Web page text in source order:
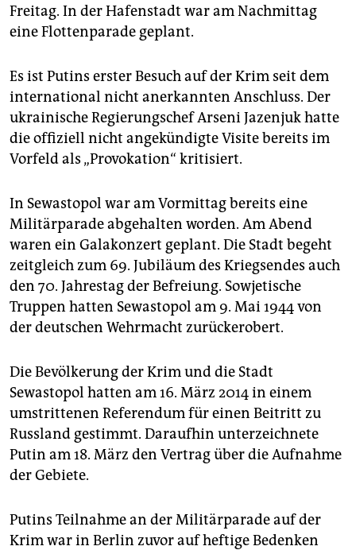
Freitag. In der Hafenstadt war am Nachmittag
eine Flottenparade geplant.
Es ist Putins erster Besuch auf der Krim seit dem
international nicht anerkannten Anschluss. Der
ukrainische Regierungschef Arseni Jazenjuk hatte
die offiziell nicht angekündigte Visite bereits im
Vorfeld als „Provokation“ kritisiert.
In Sewastopol war am Vormittag bereits eine
Militärparade abgehalten worden. Am Abend
waren ein Galakonzert geplant. Die Stadt begeht
zeitgleich zum 69. Jubiläum des Kriegsendes auch
den 70. Jahrestag der Befreiung. Sowjetische
Truppen hatten Sewastopol am 9. Mai 1944 von
der deutschen Wehrmacht zurückerobert.
Die Bevölkerung der Krim und die Stadt
Sewastopol hatten am 16. März 2014 in einem
umstrittenen Referendum für einen Beitritt zu
Russland gestimmt. Daraufhin unterzeichnete
Putin am 18. März den Vertrag über die Aufnahme
der Gebiete.
Putins Teilnahme an der Militärparade auf der
Krim war in Berlin zuvor auf heftige Bedenken